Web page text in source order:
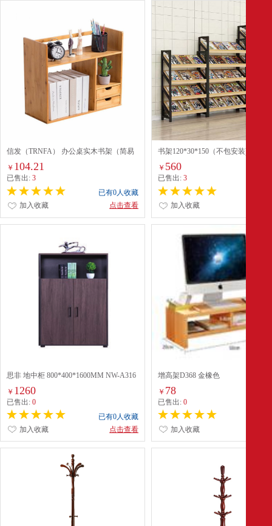
信发（TRNFA） 办公桌实木书架（简易
收纳架） 原木色
￥ 104.21
已售出: 3
已有0人收藏
点击查看
加入收藏
书架120*30*150（不包安装)
￥ 560
已售出:3
加入收藏
思非 地中柜 800*400*1600MM NW-A316
￥ 1260
已售出: 0
已有0人收藏
点击查看
加入收藏
增高架D368 金橡色
￥ 78
已售出:0
加入收藏